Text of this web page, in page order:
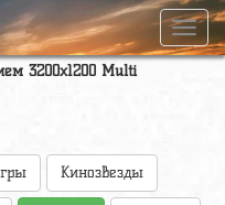
3200x1200 Multi
Кинозвезды